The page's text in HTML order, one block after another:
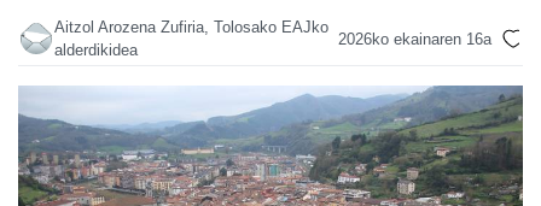
Aitzol Arozena Zufiria, Tolosako EAJko
alderdikidea
2026ko ekainaren 16a